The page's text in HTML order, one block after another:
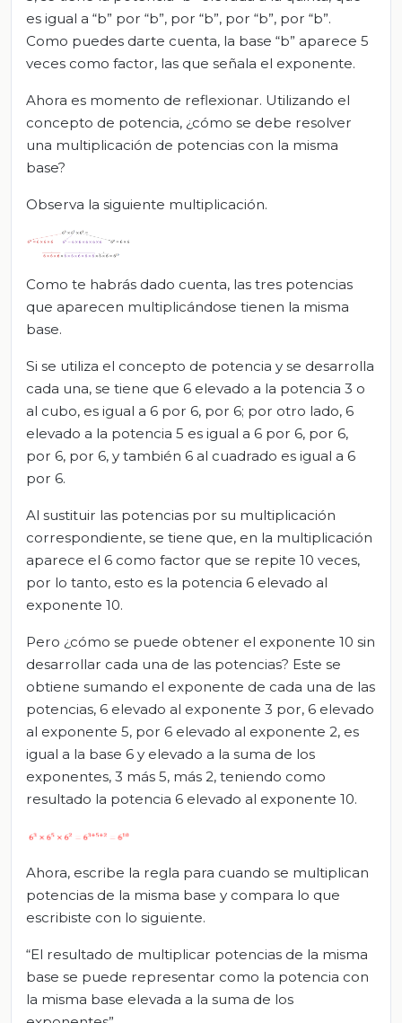
es igual a “b” por “b”, por “b”, por “b”, por “b”.
Como puedes darte cuenta, la base “b” aparece 5
veces como factor, las que señala el exponente.
Ahora es momento de reflexionar. Utilizando el
concepto de potencia, ¿cómo se debe resolver
una multiplicación de potencias con la misma
base?
Observa la siguiente multiplicación.
Como te habrás dado cuenta, las tres potencias
que aparecen multiplicándose tienen la misma
base.
Si se utiliza el concepto de potencia y se desarrolla
cada una, se tiene que 6 elevado a la potencia 3 o
al cubo, es igual a 6 por 6, por 6; por otro lado, 6
elevado a la potencia 5 es igual a 6 por 6, por 6,
por 6, por 6, y también 6 al cuadrado es igual a 6
por 6.
Al sustituir las potencias por su multiplicación
correspondiente, se tiene que, en la multiplicación
aparece el 6 como factor que se repite 10 veces,
por lo tanto, esto es la potencia 6 elevado al
exponente 10.
Pero ¿cómo se puede obtener el exponente 10 sin
desarrollar cada una de las potencias? Este se
obtiene sumando el exponente de cada una de las
potencias, 6 elevado al exponente 3 por, 6 elevado
al exponente 5, por 6 elevado al exponente 2, es
igual a la base 6 y elevado a la suma de los
exponentes, 3 más 5, más 2, teniendo como
resultado la potencia 6 elevado al exponente 10.
Ahora, escribe la regla para cuando se multiplican
potencias de la misma base y compara lo que
escribiste con lo siguiente.
“El resultado de multiplicar potencias de la misma
base se puede representar como la potencia con
la misma base elevada a la suma de los